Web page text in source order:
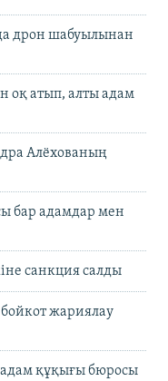
дрон шабуылынан
оқ атып, алты адам
Алёхованың
бар адамдар мен
санкция салды
жариялау
құқығы бюросы